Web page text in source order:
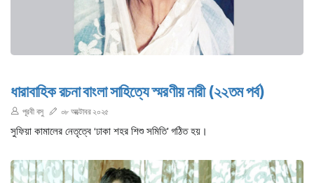
ধারাবাহিক রচনা বাংলা সাহিত্যে স্মরণীয় নারী (২২তম পর্ব)
পূরবী বসু ০৮ অক্টোবর ২০২৫
সুফিয়া কামালের নেতৃত্বে ‘ঢাকা শহর শিশু সমিতি’ গঠিত হয়।